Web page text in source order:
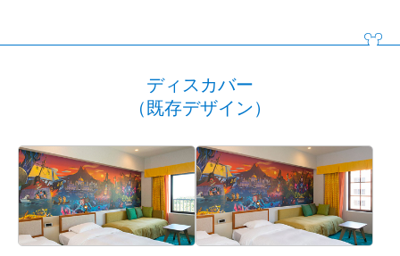
ディスカバー
（既存デザイン）